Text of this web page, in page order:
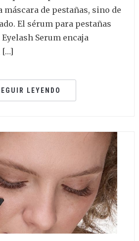
máscara de pestañas, sino de
El sérum para pestañas
Serum encaja
[…]
LEYENDO